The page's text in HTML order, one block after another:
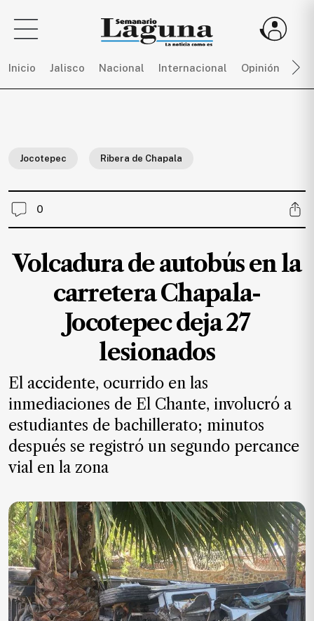
Inicio Jalisco Nacional Internacional Opinión
actualidad
únete
a
LAGUNA
por
Suscríbete ahora
NOTICIAS
Jalisco
Internacional
Opinión
Deportes
Cultura
Turismo
Jocotepec Ribera de Chapala
0
Volcadura de autobús en la
carretera Chapala-
Jocotepec deja 27
lesionados
El accidente, ocurrido en las
inmediaciones de El Chante, involucró a
estudiantes de bachillerato; minutos
después se registró un segundo percance
vial en la zona